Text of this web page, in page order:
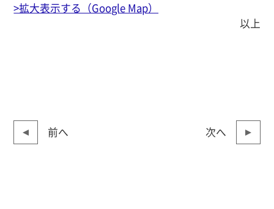
>拡大表示する（Google Map）
以上
前へ 次へ